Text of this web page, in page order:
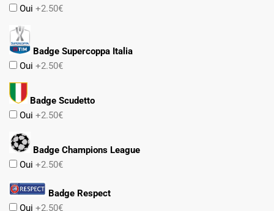
Oui +2.50€
Badge Supercoppa Italia
Oui +2.50€
Badge Scudetto
Oui +2.50€
Badge Champions League
Oui +2.50€
Badge Respect
Oui +2.50€